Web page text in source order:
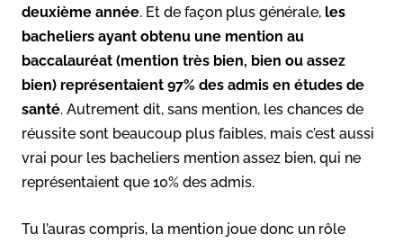
deuxième année. Et de façon plus générale, les
bacheliers ayant obtenu une mention au
baccalauréat (mention très bien, bien ou assez
bien) représentaient 97% des admis en études de
santé. Autrement dit, sans mention, les chances de
réussite sont beaucoup plus faibles, mais c’est aussi
vrai pour les bacheliers mention assez bien, qui ne
représentaient que 10% des admis.
Tu l’auras compris, la mention joue donc un rôle